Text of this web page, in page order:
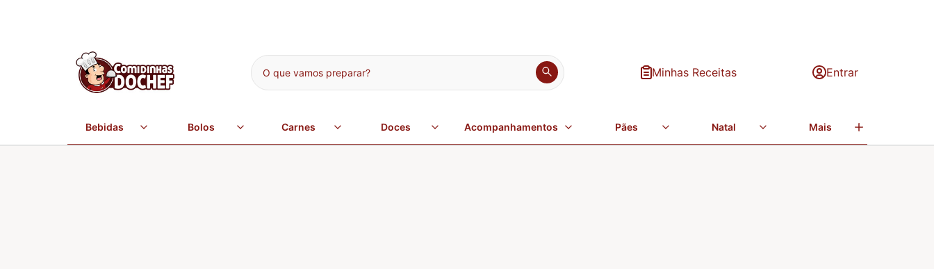
O que vamos preparar? Minhas Receitas Entrar
Bebidas Bolos Carnes Doces Acompanhamentos Pães Natal Mais